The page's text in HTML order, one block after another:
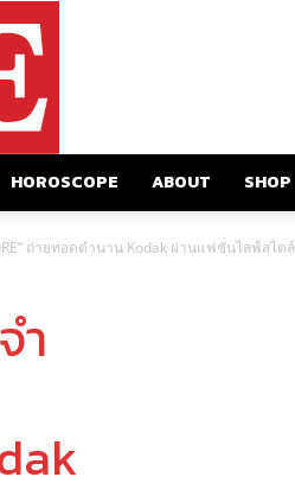
HOROSCOPE ABOUT SHOP
ถ่ายทอดตำนาน Kodak ผ่านแฟชั่นไลฟ์สไตล์
ำ